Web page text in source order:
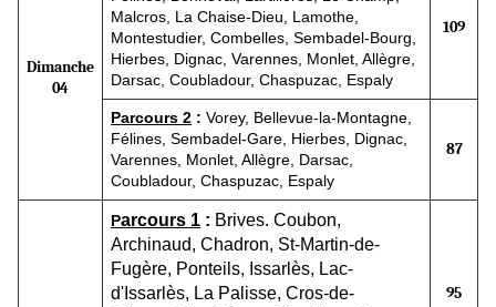
Dimanche
04
Malcros, La Chaise-Dieu, Lamothe,
Montestudier, Combelles, Sembadel-Bourg,
Hierbes, Dignac, Varennes, Monlet, Allègre,
Darsac, Coubladour, Chaspuzac, Espaly
109
Parcours 2 : Vorey, Bellevue-la-Montagne,
Félines, Sembadel-Gare, Hierbes, Dignac,
Varennes, Monlet, Allègre, Darsac,
Coubladour, Chaspuzac, Espaly
87
Parcours 1 : Brives. Coubon,
Archinaud, Chadron, St-Martin-de-
Fugère, Ponteils, Issarlès, Lac-
d'Issarlès, La Palisse, Cros-de-
95